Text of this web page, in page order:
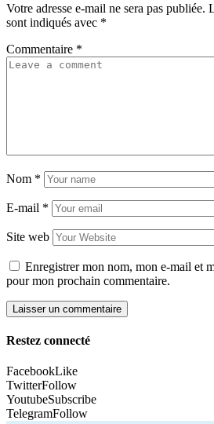
Votre adresse e-mail ne sera pas publiée.
sont indiqués avec *
Commentaire *
Nom *
E-mail *
Site web
Enregistrer mon nom, mon e-mail et
pour mon prochain commentaire.
Restez connecté
FacebookLike
TwitterFollow
YoutubeSubscribe
TelegramFollow